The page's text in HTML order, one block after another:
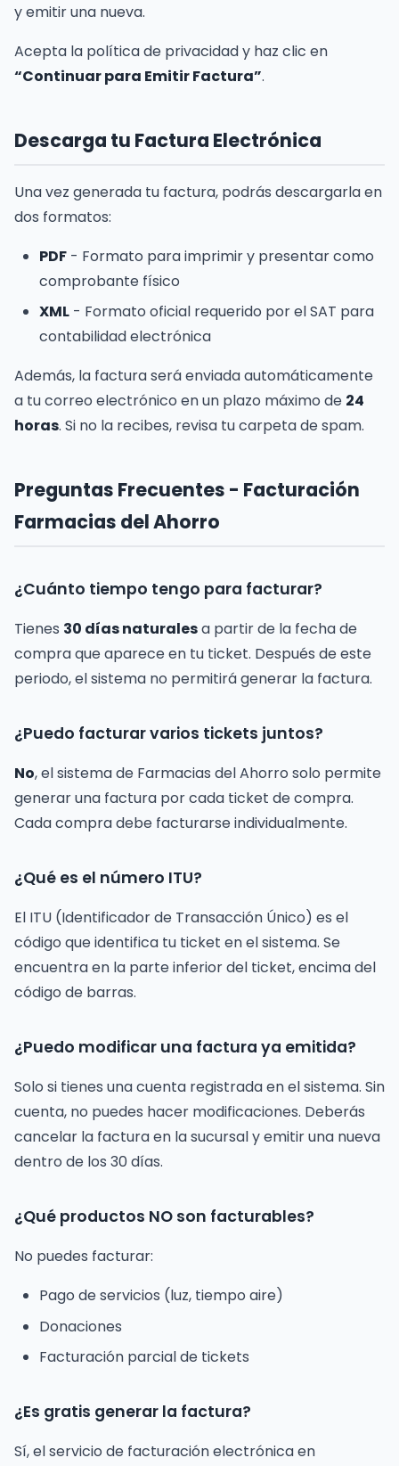
y emitir una nueva.
Acepta la política de privacidad y haz clic en
“Continuar para Emitir Factura”.
Descarga tu Factura Electrónica
Una vez generada tu factura, podrás descargarla en
dos formatos:
PDF - Formato para imprimir y presentar como
comprobante físico
XML - Formato oficial requerido por el SAT para
contabilidad electrónica
Además, la factura será enviada automáticamente
a tu correo electrónico en un plazo máximo de 24
horas. Si no la recibes, revisa tu carpeta de spam.
Preguntas Frecuentes - Facturación
Farmacias del Ahorro
¿Cuánto tiempo tengo para facturar?
Tienes 30 días naturalesa partir de la fecha de
compra que aparece en tu ticket. Después de este
periodo, el sistema no permitirá generar la factura.
¿Puedo facturar varios tickets juntos?
No, el sistema de Farmacias del Ahorro solo permite
generar una factura por cada ticket de compra.
Cada compra debe facturarse individualmente.
¿Qué es el número ITU?
El ITU (Identificador de Transacción Único) es el
código que identifica tu ticket en el sistema. Se
encuentra en la parte inferior del ticket, encima del
código de barras.
¿Puedo modificar una factura ya emitida?
Solo si tienes una cuenta registrada en el sistema. Sin
cuenta, no puedes hacer modificaciones. Deberás
cancelar la factura en la sucursal y emitir una nueva
dentro de los 30 días.
¿Qué productos NO son facturables?
No puedes facturar:
Pago de servicios (luz, tiempo aire)
Donaciones
Facturación parcial de tickets
¿Es gratis generar la factura?
Sí, el servicio de facturación electrónica en